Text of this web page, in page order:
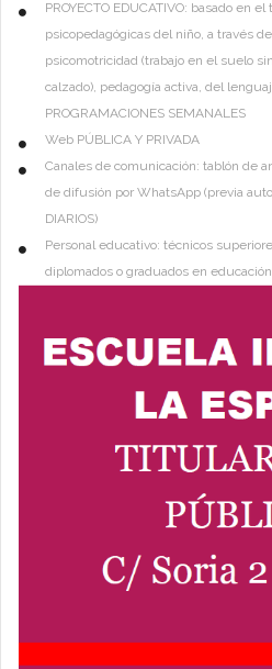
PROYECTO EDUCATIVO: basado en
psicopedagógicas del niño, a través
psicomotricidad (trabajo en el suelo
calzado), pedagogía activa, del
PROGRAMACIONES SEMANALES
Web PÚBLICA Y PRIVADA
Canales de comunicación: tablón de
de difusión por WhatsApp (previa
DIARIOS)
Personal educativo: técnicos
diplomados o graduados en